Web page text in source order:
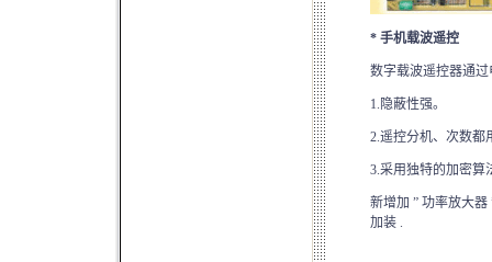
* 手机载波遥控
数字载波遥控器通
1.隐蔽性强。
2.遥控分机、次数都
3.采用独特的加密算
新增加 ” 功率放大
加装 .